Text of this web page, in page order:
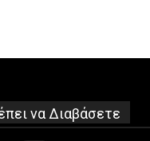
να Διαβάσετε